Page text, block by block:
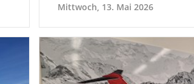
Mittwoch, 13. Mai 2026